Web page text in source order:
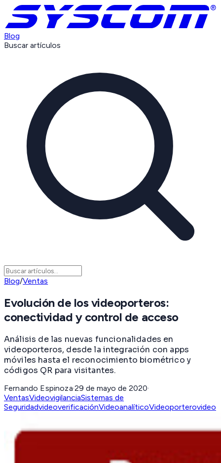
Blog
Buscar artículos
Blog/Ventas
Evolución de los videoporteros:
conectividad y control de acceso
Análisis de las nuevas funcionalidades en
videoporteros, desde la integración con apps
móviles hasta el reconocimiento biométrico y
códigos QR para visitantes.
Fernando Espinoza·29 de mayo de 2020·
VentasVideovigilanciaSistemas de
SeguridadvideoverificaciónVideoanalíticoVideoporterovideo